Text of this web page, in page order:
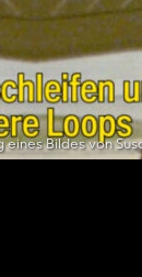
Bildes von